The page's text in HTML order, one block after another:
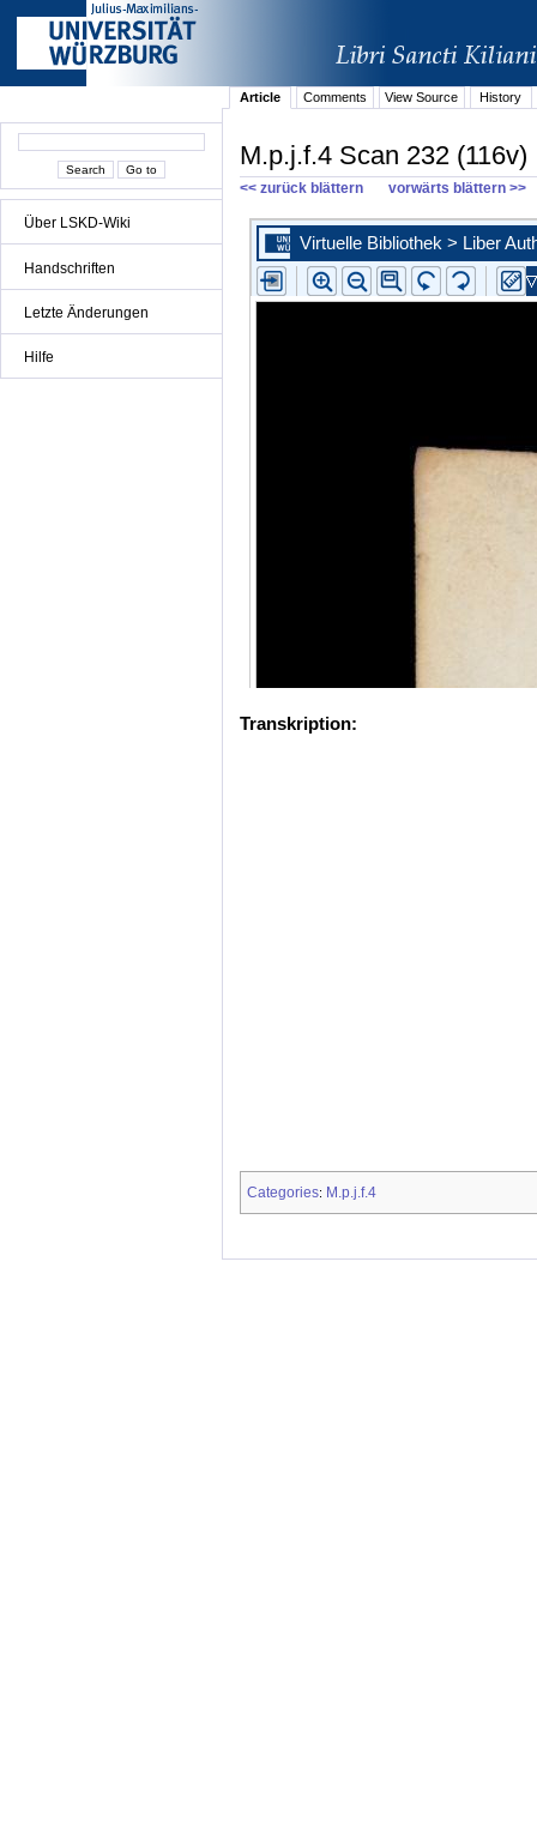
Über LSKD-Wiki
Handschriften
Letzte Änderungen
Hilfe
Article Comments View Source History
M.p.j.f.4 Scan 232 (116v)
<< zurück blättern vorwärts blättern >>
Transkription:
Categories: M.p.j.f.4